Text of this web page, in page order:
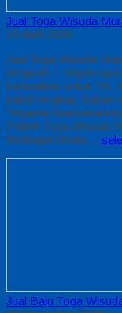
Jual Toga Wisuda
15 April 2026
Jual Toga Wisuda
Amanah –
berkualitas untuk TK,
paket lengkap, bahan
Terjamin
Pabrik Toga Wisuda
Berbagai Strata…
Jual Baju Toga